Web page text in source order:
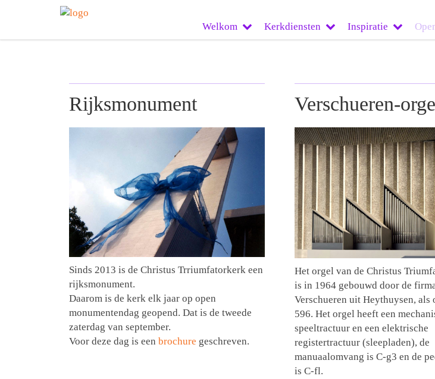
Welkom Kerkdiensten Inspiratie
Rijksmonument
Sinds 2013 is de Christus Trriumfatorkerk een
rijksmonument.
Daarom is de kerk elk jaar op open
monumentendag geopend. Dat is de tweede
zaterdag van september.
Voor deze dag is een brochure geschreven.
Verschueren-
Het orgel van de Christus
is in 1964 gebouwd door de
Verschueren uit Heythuysen, als
596. Het orgel heeft een
speeltractuur en een elektrische
registertractuur (sleepladen), de
manuaalomvang is C-g3 en de
is C-fl.